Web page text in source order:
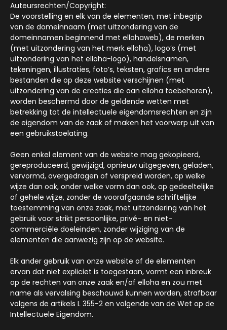
Auteursrechten/Copyright:
De voorstelling en elk van de elementen, met inbegrip
van de domeinnaam (met uitzondering van de
domeinnamen beginnend met ellohaweb), de merken
(met uitzondering van het merk elloha), logo’s (met
uitzondering van het elloha-logo), handelsnamen,
tekeningen, illustraties, foto’s, teksten, grafics en andere
bestanden die op deze website verschijnen (met
uitzondering van de creaties die aan elloha toebehoren),
worden beschermd door de geldende wetten met
betrekking tot de intellectuele eigendomsrechten en zijn
de eigendom van de zaak of maken het voorwerp uit van
een gebruikstoelating.
Geen enkel element van de website mag gekopieerd,
gereproduceerd, gewijzigd, opnieuw uitgegeven, geladen,
vervormd, overgedragen of verspreid worden, op welke
wijze dan ook, onder welke vorm dan ook, op gedeeltelijke
of gehele wijze, zonder de voorafgaande schriftelijke
toestemming van onze zaak, met uitzondering van het
gebruik voor strikt persoonlijke, privé- en niet-
commerciële doeleinden, zonder wijziging van de
elementen die aanwezig zijn op de website.
Elk ander gebruik van onze website of de elementen
ervan dat niet expliciet is toegestaan, vormt een inbreuk
op de rechten van onze zaak en/of elloha en zou met
name als vervalsing beschouwd kunnen worden, strafbaar
volgens de artikels L 355-2 en volgende van de Wet op de
Intellectuele Eigendom.